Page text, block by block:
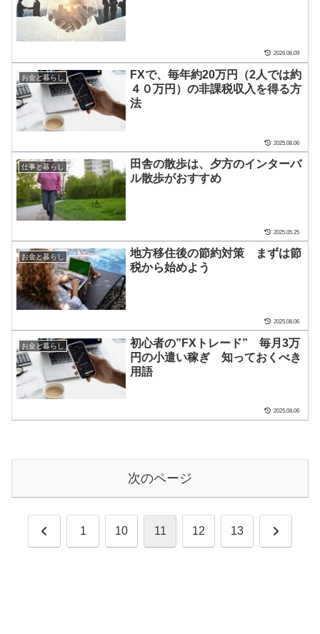
2026.06.09
お金と暮らし
FXで、毎年約20万円（2人では約
４０万円）の非課税収入を得る方
法
2025.08.06
仕事と暮らし
田舎の散歩は、夕方のインターバ
ル散歩がおすすめ
2025.05.25
お金と暮らし
地方移住後の節約対策 まずは節
税から始めよう
2025.08.06
お金と暮らし
初心者の”FXトレード” 毎月3万
円の小遣い稼ぎ 知っておくべき
用語
2025.08.06
次のページ
前 1 10 11 12 13 次